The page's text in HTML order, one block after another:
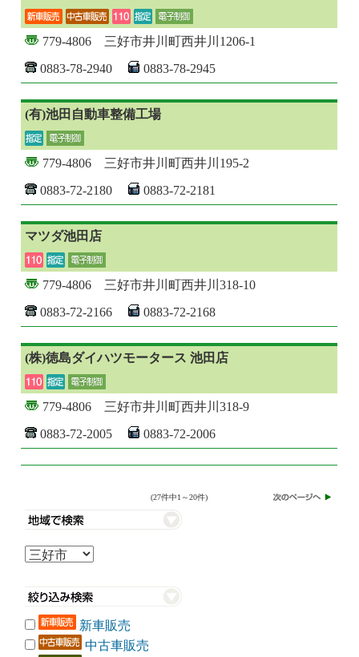
779-4806 三好市井川町西井川1206-1
0883-78-2940
0883-78-2945
(有)池田自動車整備工場
779-4806 三好市井川町西井川195-2
0883-72-2180
0883-72-2181
マツダ池田店
779-4806 三好市井川町西井川318-10
0883-72-2166
0883-72-2168
(株)徳島ダイハツモータース 池田店
779-4806 三好市井川町西井川318-9
0883-72-2005
0883-72-2006
(27件中1～20件)
新車販売
中古車販売